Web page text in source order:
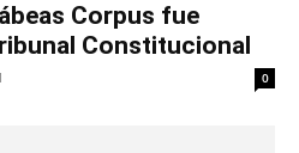
Corpus fue
Constitucional
0